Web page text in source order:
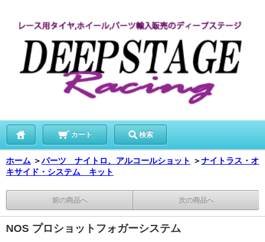
カート 検索
ホーム ＞パーツ ナイトロ、アルコールショット ＞ナイトラス・オ
キサイド・システム キット
前の商品へ 次の商品へ
NOS プロショットフォガーシステム